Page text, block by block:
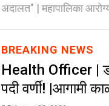
अदालत" | महापालिका
BREAKING NEWS
Health Officer |
पदी वर्णी! |आगामी